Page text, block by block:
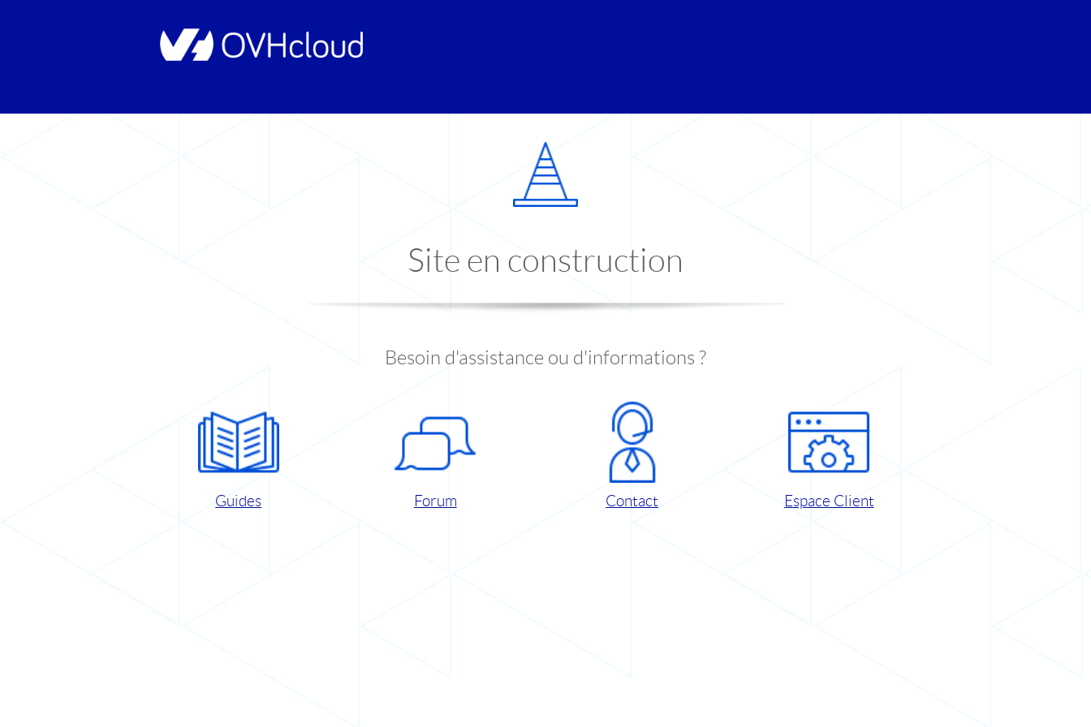
Site en construction
Besoin d'assistance ou d'informations ?
Guides Forum Contact Espace Client